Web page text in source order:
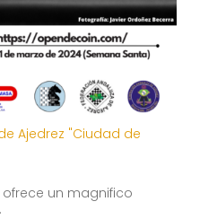
Ajedrez "Ciudad de
ofrece un magnifico